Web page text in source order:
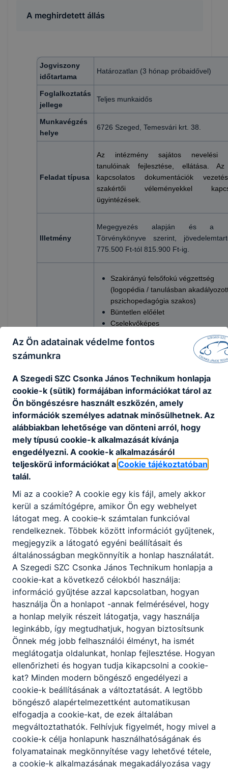
A meghirdetett állás
Jogviszony
időtartama
Határozatlan (3 hónap próbaidővel)
Foglalkoztatás
jellege
Teljes munkaidős
Munkavégzés
helye
6726 Szeged, Temesvári krt. 38.
Feladat típusa
Az intézmény sajátos nevelési
tanulóinak fejlesztése, ellátása.
kapcsolatos dokumentációk
szakértői véleményekkel
ügyintézések.
Illetmény
Megegyezés alapján és a
Törvénykönyve szerint,
775.500 Ft-tól 815.900 Ft-ig.
feltételek:
Szakirányú felsőfokú végzettség
(logopédia / tanulásban
pszichopedagógia szakos)
Büntetlen előélet
Cselekvőképes
Benyújtandó iratok:
90 napnál nem régebbi, speciális
sorszámon igényelhető erkölcsi
bizonyítvány, mely igazolja, hogy a
megfelel a Szakképzésről szóló
LXXX. törvény 41. §-ában
megfogalmazottaknak
Nyilatkozat, hogy a pályázatot
is megismerheti
elbírálásánál
előnyt jelent:
Technikumban, vagy szakképző
szerzett szakmai, gyógypedagógusi
Betölthetőség
időpontja
2026.08.24
Jelentkezési
határidő
2026.06.26.
módja
Elektronikus úton a
email címre, Tóthné Biró Zsuzsanna
részére.
Várjuk jelentkezését!
Jelentkezés az állásra
Megosztás
Az Ön adatainak védelme fontos
számunkra
A Szegedi SZC Csonka János Technikum honlapja
cookie-k (sütik) formájában információkat tárol az
Ön böngészésre használt eszközén, amely
információk személyes adatnak minősülhetnek. Az
alábbiakban lehetősége van dönteni arról, hogy
mely típusú cookie-k alkalmazását kívánja
engedélyezni. A cookie-k alkalmazásáról
teljeskörű információkat a Cookie tájékoztatóban
talál.
Mi az a cookie? A cookie egy kis fájl, amely akkor
kerül a számítógépre, amikor Ön egy webhelyet
látogat meg. A cookie-k számtalan funkcióval
rendelkeznek. Többek között információt gyűjtenek,
megjegyzik a látogató egyéni beállításait és
általánosságban megkönnyítik a honlap használatát.
A Szegedi SZC Csonka János Technikum honlapja a
cookie-kat a következő célokból használja:
információ gyűjtése azzal kapcsolatban, hogyan
használja Ön a honlapot -annak felmérésével, hogy
a honlap melyik részeit látogatja, vagy használja
leginkább, így megtudhatjuk, hogyan biztosítsunk
Önnek még jobb felhasználói élményt, ha ismét
meglátogatja oldalunkat, honlap fejlesztése. Hogyan
ellenőrizheti és hogyan tudja kikapcsolni a cookie-
kat? Minden modern böngésző engedélyezi a
cookie-k beállításának a változtatását. A legtöbb
böngésző alapértelmezettként automatikusan
elfogadja a cookie-kat, de ezek általában
megváltoztathatók. Felhívjuk figyelmét, hogy mivel a
cookie-k célja honlapunk használhatóságának és
folyamatainak megkönnyítése vagy lehetővé tétele,
a cookie-k alkalmazásának megakadályozása vagy